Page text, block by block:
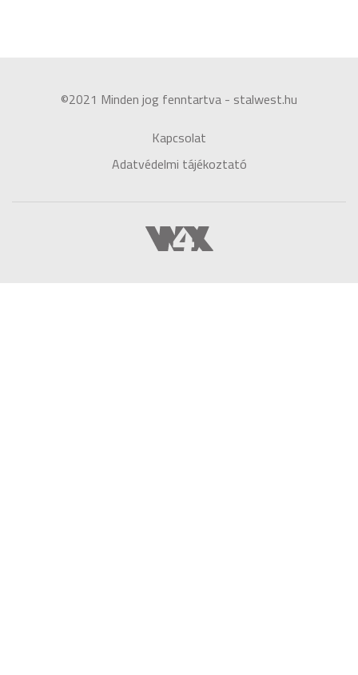
©2021 Minden jog fenntartva - stalwest.hu
Kapcsolat
Adatvédelmi tájékoztató